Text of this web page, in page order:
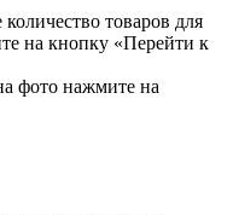
товаров для
на кнопку «Перейти к
фото нажмите на